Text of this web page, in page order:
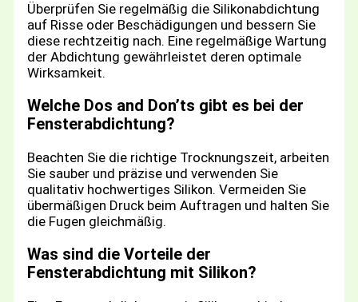
Überprüfen Sie regelmäßig die Silikonabdichtung
auf Risse oder Beschädigungen und bessern Sie
diese rechtzeitig nach. Eine regelmäßige Wartung
der Abdichtung gewährleistet deren optimale
Wirksamkeit.
Welche Dos and Don’ts gibt es bei der
Fensterabdichtung?
Beachten Sie die richtige Trocknungszeit, arbeiten
Sie sauber und präzise und verwenden Sie
qualitativ hochwertiges Silikon. Vermeiden Sie
übermäßigen Druck beim Auftragen und halten Sie
die Fugen gleichmäßig.
Was sind die Vorteile der
Fensterabdichtung mit Silikon?